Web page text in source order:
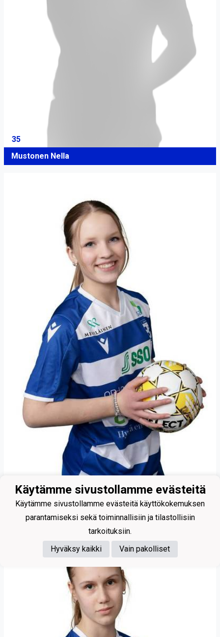
35
Mustonen Nella
37
Lastunen Emma
Käytämme sivustollamme evästeitä
Käytämme sivustollamme evästeitä käyttökokemuksen
parantamiseksi sekä toiminnallisiin ja tilastollisiin
tarkoituksiin.
Hyväksy kaikki
Vain pakolliset